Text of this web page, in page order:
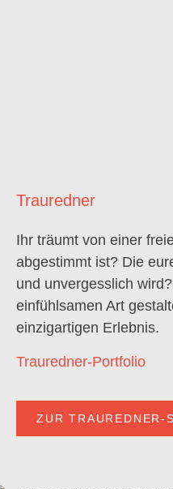
Trauredner
Ihr träumt von einer
abgestimmt ist? Die
und unvergesslich
einfühlsamen Art
einzigartigen Erlebnis.
Trauredner-Portfolio
ZUR TRAUREDNER-